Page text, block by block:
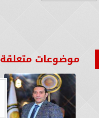
موضوعات متعلقة